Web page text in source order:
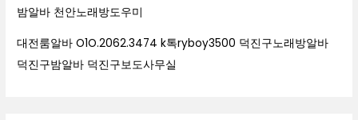
밤알바 천안노래방도우미
대전룸알바 O1O.2062.3474 k톡ryboy3500 덕진구노래방알바
덕진구밤알바 덕진구보도사무실